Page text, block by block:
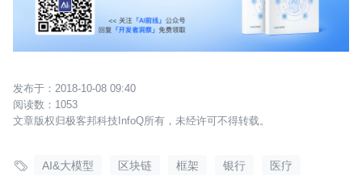
2018-10-08 09:40
1053
文章版权归极客邦科技InfoQ所有，未经许可不得转载。
 AI&大模型 区块链 框架 银行 医疗